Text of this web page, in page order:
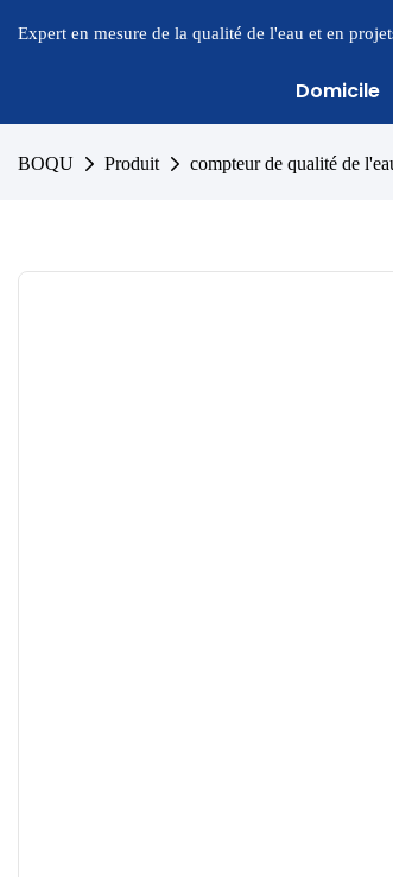
Expert en mesure de la qualité de l'eau et en
Domicile
BOQU Produit compteur de qualité de